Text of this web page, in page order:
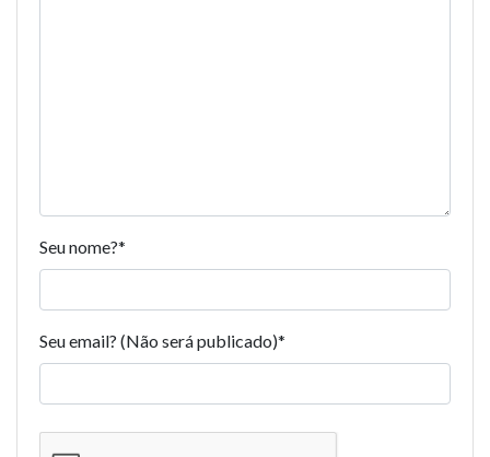
Seu nome?*
Seu email? (Não será publicado)*